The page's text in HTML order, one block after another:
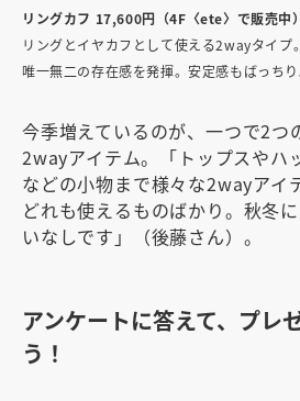
リングカフ 17,600円（4F〈ete〉で販売中）
リングとイヤカフとして使える2wayタイプ
唯一無二の存在感を発揮。安定感もばっちり
今季増えているのが、一つで2つ
2wayアイテム。「トップスやハ
などの小物まで様々な2wayアイ
どれも使えるものばかり。秋冬
いなしです」（後藤さん）。
アンケートに答えて、プレ
う！